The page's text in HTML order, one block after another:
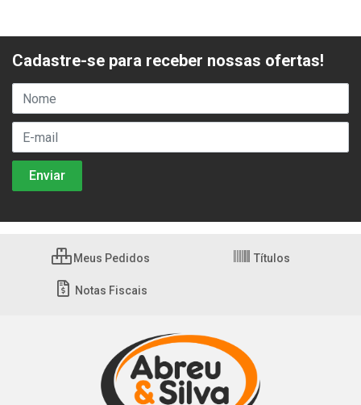
Cadastre-se para receber nossas ofertas!
Meus Pedidos Títulos
Notas Fiscais